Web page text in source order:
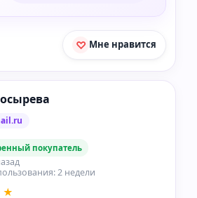
Мне нравится
покупатель
2 недели